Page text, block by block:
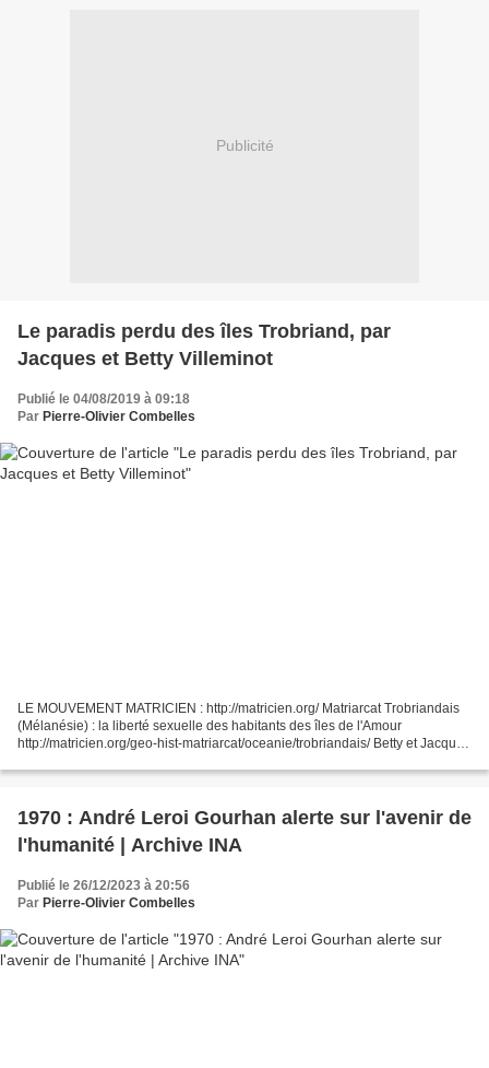
Publicité
Le paradis perdu des îles Trobriand, par
Jacques et Betty Villeminot
Publié le 04/08/2019 à 09:18
Par Pierre-Olivier Combelles
LE MOUVEMENT MATRICIEN : http://matricien.org/ Matriarcat Trobriandais
(Mélanésie) : la liberté sexuelle des habitants des îles de l'Amour
http://matricien.org/geo-hist-matriarcat/oceanie/trobriandais/ Betty et Jacques
1970 : André Leroi Gourhan alerte sur l'avenir de
l'humanité | Archive INA
Publié le 26/12/2023 à 20:56
Par Pierre-Olivier Combelles